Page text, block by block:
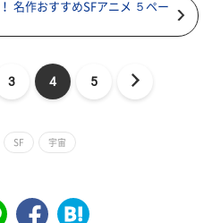
名作おすすめSFアニメ ５ペー
3 4 5
SF 宇宙